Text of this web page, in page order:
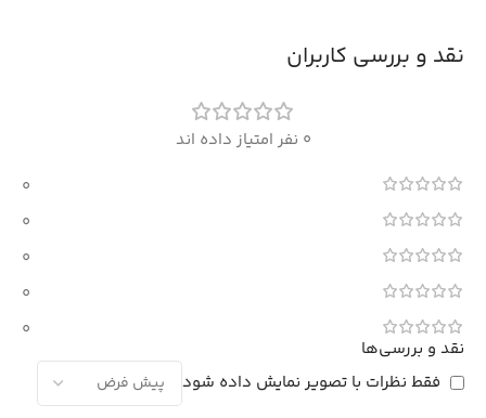
نقد و بررسی کاربران
0 نفر امتیاز داده اند
0
0
0
0
0
نقد و بررسی‌ها
فقط نظرات با تصویر نمایش داده شود